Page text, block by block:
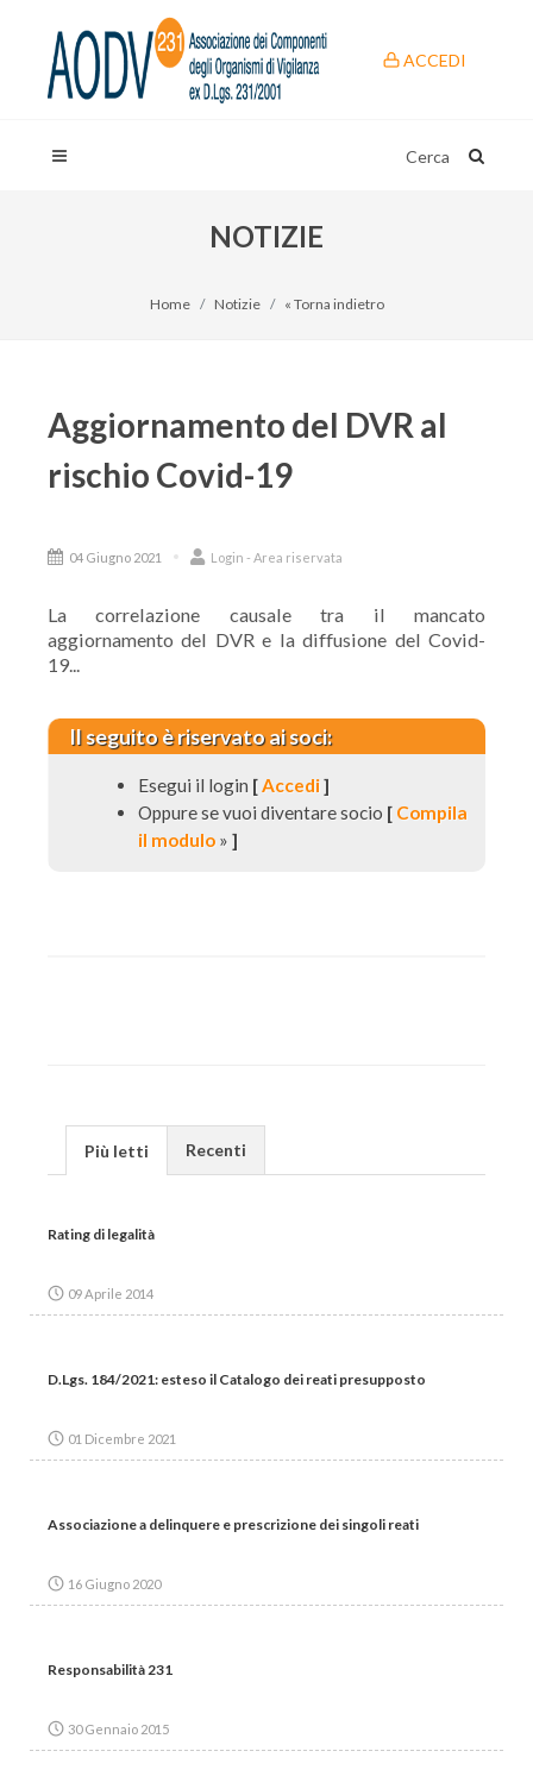
ACCEDI
Cerca
NOTIZIE
Home Notizie « Torna indietro
Aggiornamento del DVR al
rischio Covid-19
04 Giugno 2021 Login - Area riservata
La correlazione causale tra il mancato
aggiornamento del DVR e la diffusione del Covid-
19...
Il seguito è riservato ai soci:
Esegui il login [Accedi]
Oppure se vuoi diventare socio [ Compila
il modulo » ]
Più letti Recenti
Rating di legalità
09 Aprile 2014
D.Lgs. 184/2021: esteso il Catalogo dei reati presupposto
01 Dicembre 2021
Associazione a delinquere e prescrizione dei singoli reati
16 Giugno 2020
Responsabilità 231
30 Gennaio 2015